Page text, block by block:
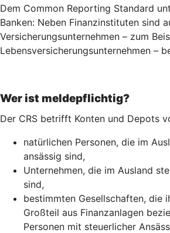
Dem Common Reporting Standard
Banken: Neben Finanzinstituten sind
Versicherungsunternehmen – zum
Lebensversicherungs­unternehmen –
Wer ist meldepflichtig?
Der CRS betrifft Konten und Depots
natürlichen Personen, die im
ansässig sind,
Unternehmen, die im Ausland
sind,
bestimmten Gesellschaften, die
Großteil aus Finanzanlagen
Personen mit steuerlicher